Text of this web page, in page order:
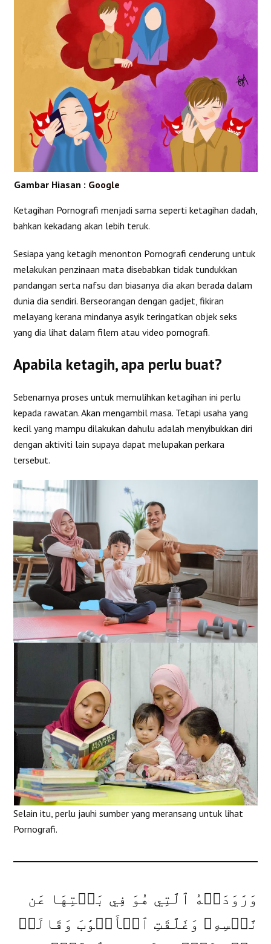
Gambar Hiasan : Google
Ketagihan Pornografi menjadi sama seperti ketagihan dadah,
bahkan kekadang akan lebih teruk.
Sesiapa yang ketagih menonton Pornografi cenderung untuk
melakukan penzinaan mata disebabkan tidak tundukkan
pandangan serta nafsu dan biasanya dia akan berada dalam
dunia dia sendiri. Berseorangan dengan gadjet, fikiran
melayang kerana mindanya asyik teringatkan objek seks
yang dia lihat dalam filem atau video pornografi.
Apabila ketagih, apa perlu buat?
Sebenarnya proses untuk memulihkan ketagihan ini perlu
kepada rawatan. Akan mengambil masa. Tetapi usaha yang
kecil yang mampu dilakukan dahulu adalah menyibukkan diri
dengan aktiviti lain supaya dapat melupakan perkara
tersebut.
Selain itu, perlu jauhi sumber yang meransang untuk lihat
Pornografi.
وَرَٰوَدَتۡهُ ٱلَّتِي هُوَ فِي بَيۡتِهَا عَن
نَّفۡسِهِۦ وَغَلَّقَتِ ٱلۡأَبۡوَٰبَ وَقَالَتۡ